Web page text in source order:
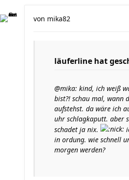
von mika82
läuferline hat
@mika: kind, ich weiß
bist?! schau mal, wann
aufstehst. da wäre ich
uhr schlagkaputt. aber
schadet ja nix.
in ordung. wie schnell
morgen werden?